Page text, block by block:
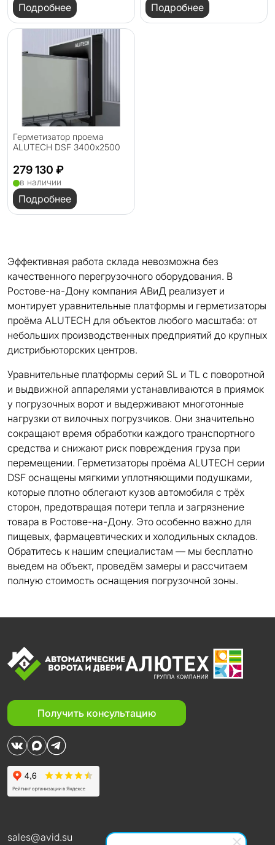
Подробнее Подробнее
Герметизатор проема
ALUTECH DSF 3400х2500
279 130 ₽
в наличии
Подробнее
Эффективная работа склада невозможна без
качественного перегрузочного оборудования. В
Ростове-на-Дону компания АВиД реализует и
монтирует уравнительные платформы и герметизаторы
проёма ALUTECH для объектов любого масштаба: от
небольших производственных предприятий до крупных
дистрибьюторских центров.
Уравнительные платформы серий SL и TL с поворотной
и выдвижной аппарелями устанавливаются в приямок
у погрузочных ворот и выдерживают многотонные
нагрузки от вилочных погрузчиков. Они значительно
сокращают время обработки каждого транспортного
средства и снижают риск повреждения груза при
перемещении. Герметизаторы проёма ALUTECH серии
DSF оснащены мягкими уплотняющими подушками,
которые плотно облегают кузов автомобиля с трёх
сторон, предотвращая потери тепла и загрязнение
товара в Ростове-на-Дону. Это особенно важно для
пищевых, фармацевтических и холодильных складов.
Обратитесь к нашим специалистам — мы бесплатно
выедем на объект, проведём замеры и рассчитаем
полную стоимость оснащения погрузочной зоны.
Получить консультацию
sales@avid.su